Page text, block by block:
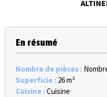
En résumé
Nombre de pièces :
Superficie : 26m²
Cuisine :Cuisine